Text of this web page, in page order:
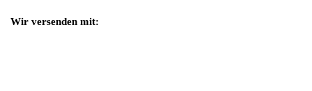
Wir versenden mit: